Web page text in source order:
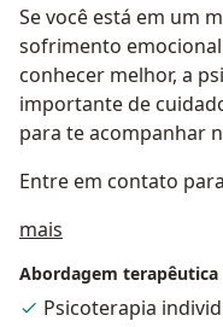
Se você está em um
sofrimento
conhecer melhor, a
importante de
para te acompanhar
Entre em contato
mais
Abordagem terapêutica
Psicoterapia